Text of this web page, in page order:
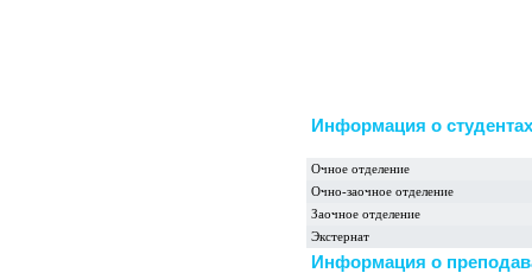
Информация о студентах
Очное отделение
Очно-заочное отделение
Заочное отделение
Экстернат
Информация о